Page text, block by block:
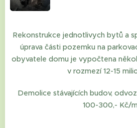
Rekonstrukce jednotlivych bytů a
úprava části pozemku na
obyvatele domu je vypočtena
v rozmezí 12-15
Demolice stávajících budov, odvoz
100-300,- Kč/